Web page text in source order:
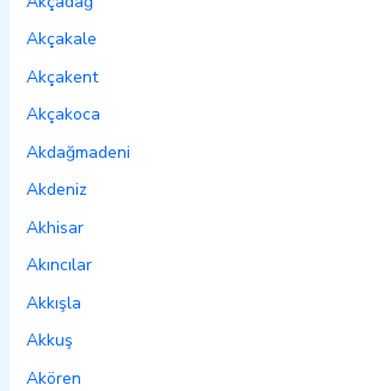
Akçakale
Akçakent
Akçakoca
Akdağmadeni
Akdeniz
Akhisar
Akıncılar
Akkışla
Akkuş
Akören